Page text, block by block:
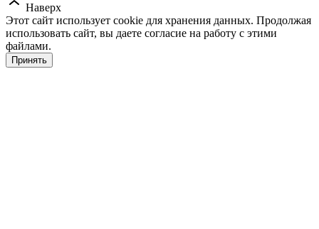
Наверх
Этот сайт использует cookie для хранения данных. Продолжая
использовать сайт, вы даете согласие на работу с этими
файлами.
Принять